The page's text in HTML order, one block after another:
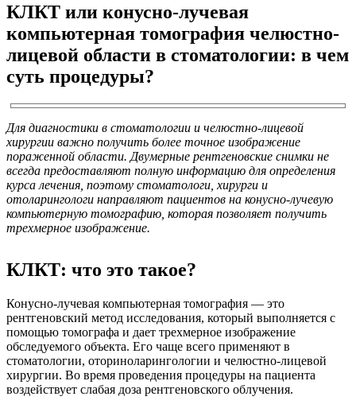
КЛКТ или конусно-лучевая
компьютерная томография челюстно-
лицевой области в стоматологии: в чем
суть процедуры?
Для диагностики в стоматологии и челюстно-лицевой
хирургии важно получить более точное изображение
пораженной области. Двумерные рентгеновские снимки не
всегда предоставляют полную информацию для определения
курса лечения, поэтому стоматологи, хирурги и
отоларингологи направляют пациентов на конусно-лучевую
компьютерную томографию, которая позволяет получить
трехмерное изображение.
КЛКТ: что это такое?
Конусно-лучевая компьютерная томография — это
рентгеновский метод исследования, который выполняется с
помощью томографа и дает трехмерное изображение
обследуемого объекта. Его чаще всего применяют в
стоматологии, оториноларингологии и челюстно-лицевой
хирургии. Во время проведения процедуры на пациента
воздействует слабая доза рентгеновского облучения.